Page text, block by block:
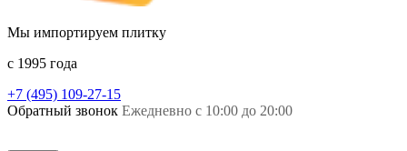
Мы импортируем плитку
c 1995 года
+7 (495) 109-27-15
Обратный звонок Ежедневно с 10:00 до 20:00